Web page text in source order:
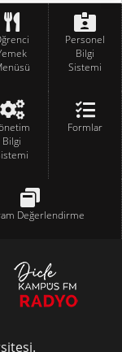
Personel
Bilgi
Sistemi
Bilgi
Formlar
Değerlendirme